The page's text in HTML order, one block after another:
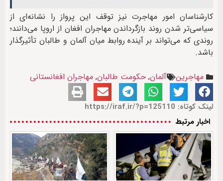
کارشناسان امور مهاجرت نیز توقف این پرواز را نشانه‌ای از
سیاسی‌تر شدن روند بازگرداندن مهاجران افغان از اروپا می‌دانند؛
روندی که می‌تواند بر آینده روابط میان آلمان و طالبان تأثیرگذار
باشد.
مهاجرین
آلمان, حکومت طالبان, مهاجران افغانستانی
لینک کوتاه: https://iraf.ir/?p=125110
اخبار مرتبط